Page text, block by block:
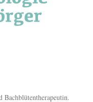
Bachblütentherapeutin.